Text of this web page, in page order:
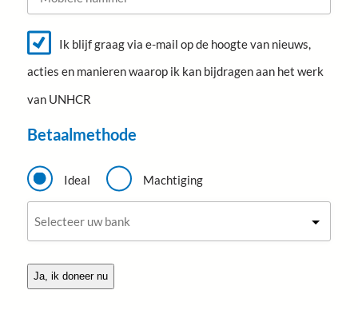
a
a
m
N
e
u
s
r
i
f
Ik blijf graag via e-mail op de hoogte van nieuws,
acties en manieren waarop ik kan bijdragen aan het werk
van UNHCR
Betaalmethode
B
e
a
l
e
h
Ideal Machtiging
B
o
t